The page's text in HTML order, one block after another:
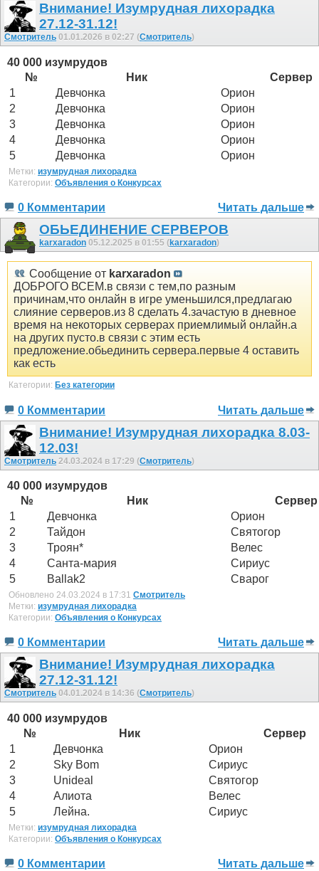
Внимание! Изумрудная лихорадка
27.12-31.12!
Смотритель 01.01.2026 в 02:27 (Смотритель)
40 000 изумрудов
№
Ник
Сервер
1
Девчонка
Орион
2
Девчонка
Орион
3
Девчонка
Орион
4
Девчонка
Орион
5
Девчонка Орион
Метки: изумрудная лихорадка
Категории: Объявления о Конкурсах
0 Комментарии Читать дальше
ОБЬЕДИНЕНИЕ СЕРВЕРОВ
karxaradon 05.12.2025 в 01:55 (karxaradon)
Сообщение от karxaradon
ДОБРОГО ВСЕМ.в связи с тем,по разным
причинам,что онлайн в игре уменьшился,предлагаю
слияние серверов.из 8 сделать 4.зачастую в дневное
время на некоторых серверах приемлимый онлайн.а
на других пусто.в связи с этим есть
предложение.обьединить сервера.первые 4 оставить
как есть
Категории: Без категории
0 Комментарии Читать дальше
Внимание! Изумрудная лихорадка 8.03-
12.03!
Смотритель 24.03.2024 в 17:29 (Смотритель)
40 000 изумрудов
№
Ник
Сервер
1
Девчонка
Орион
2
Тайдон
Святогор
3
Троян*
Велес
4
Санта-мария
Сириус
5
Ballak2 Сварог
Обновлено 24.03.2024 в 17:31 Смотритель
Метки: изумрудная лихорадка
Категории: Объявления о Конкурсах
0 Комментарии Читать дальше
Внимание! Изумрудная лихорадка
27.12-31.12!
Смотритель 04.01.2024 в 14:36 (Смотритель)
40 000 изумрудов
№
Ник
Сервер
1
Девчонка
Орион
2
Sky Bom
Сириус
3
Unideal
Святогор
4
Алиота
Велес
5
Лейна. Сириус
Метки: изумрудная лихорадка
Категории: Объявления о Конкурсах
0 Комментарии Читать дальше